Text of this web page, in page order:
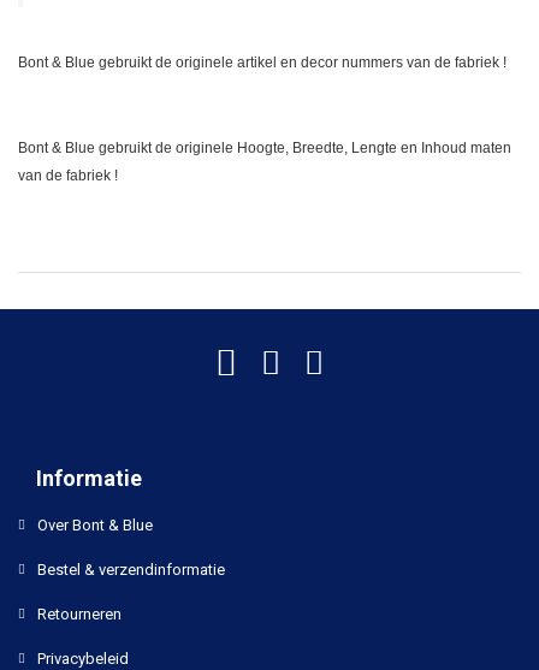
Bont & Blue gebruikt de originele artikel en decor nummers van de fabriek !
Bont & Blue gebruikt de originele Hoogte, Breedte, Lengte en Inhoud maten
van de fabriek !
Informatie
Over Bont & Blue
Bestel & verzendinformatie
Retourneren
Privacybeleid